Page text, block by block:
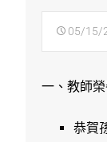
05/15/
一、教師
恭賀